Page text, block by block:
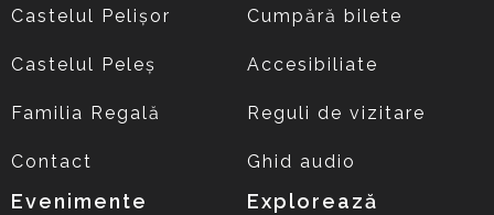
Castelul Pelișor
Castelul Peleș
Familia Regală
Contact
Cumpără bilete
Accesibiliate
Reguli de vizitare
Ghid audio
Evenimente Explorează